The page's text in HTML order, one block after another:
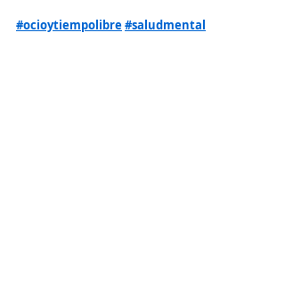
#ocioytiempolibre#saludmental